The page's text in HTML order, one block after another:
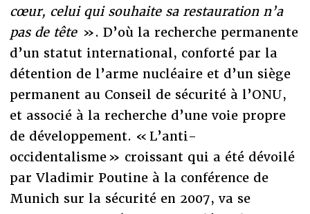
cœur, celui qui souhaite sa restauration n’a
pas de tête ». D’où la recherche permanente
d’un statut international, conforté par la
détention de l’arme nucléaire et d’un siège
permanent au Conseil de sécurité à l’ONU,
et associé à la recherche d’une voie propre
de développement. « L’anti-
occidentalisme » croissant qui a été dévoilé
par Vladimir Poutine à la conférence de
Munich sur la sécurité en 2007, va se